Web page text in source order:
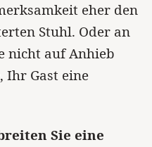
eher den
Stuhl. Oder an
nicht auf Anhieb
Ihr Gast eine
Sie eine